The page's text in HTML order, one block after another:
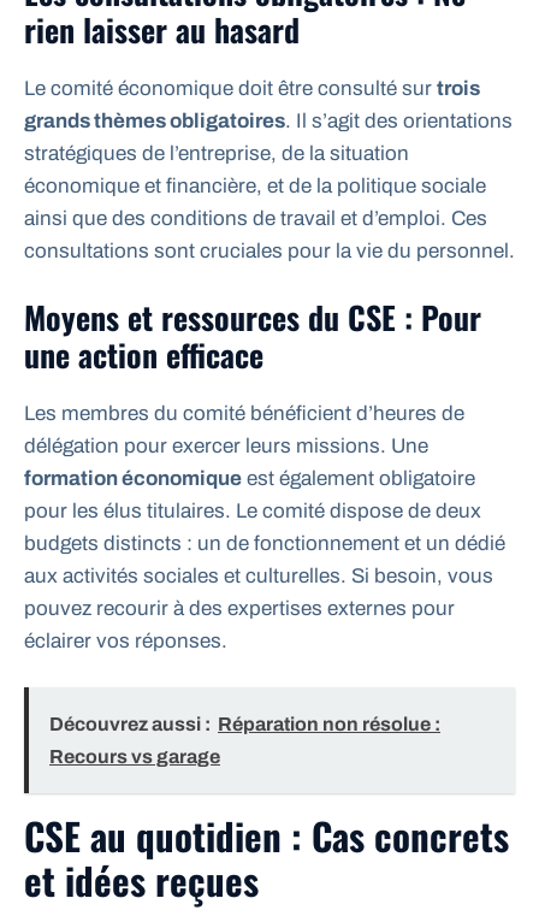
rien laisser au hasard
Le comité économique doit être consulté sur trois
grands thèmes obligatoires. Il s’agit des orientations
stratégiques de l’entreprise, de la situation
économique et financière, et de la politique sociale
ainsi que des conditions de travail et d’emploi. Ces
consultations sont cruciales pour la vie du personnel.
Moyens et ressources du CSE : Pour
une action efficace
Les membres du comité bénéficient d’heures de
délégation pour exercer leurs missions. Une
formation économique est également obligatoire
pour les élus titulaires. Le comité dispose de deux
budgets distincts : un de fonctionnement et un dédié
aux activités sociales et culturelles. Si besoin, vous
pouvez recourir à des expertises externes pour
éclairer vos réponses.
Découvrez aussi : Réparation non résolue :
Recours vs garage
CSE au quotidien : Cas concrets
et idées reçues